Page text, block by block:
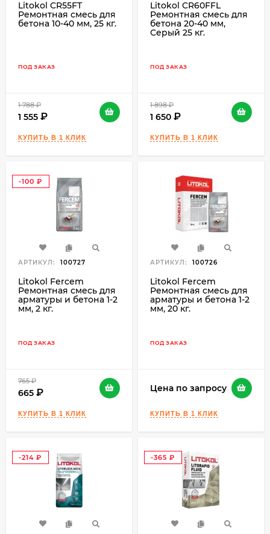
Litokol CR55FT
Ремонтная смесь для
бетона 10-40 мм, 25 кг.
ПОД ЗАКАЗ
1 788
1 555
Litokol CR60FFL
Ремонтная смесь для
бетона 20-40 мм,
Серый 25 кг.
ПОД ЗАКАЗ
1 898
1 650
-100
АРТИКУЛ: 100727
Litokol Fercem
Ремонтная смесь для
арматуры и бетона 1-2
мм, 2 кг.
ПОД ЗАКАЗ
765
665
АРТИКУЛ: 100726
Litokol Fercem
Ремонтная смесь для
арматуры и бетона 1-2
мм, 20 кг.
ПОД ЗАКАЗ
Цена по запросу
-214
-365